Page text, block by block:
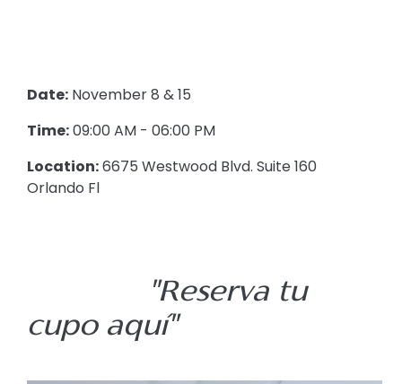
Date: November 8 & 15
Time:09:00 AM - 06:00 PM
Location:6675 Westwood Blvd. Suite 160
Orlando Fl
"Reserva tu
cupo aquí"